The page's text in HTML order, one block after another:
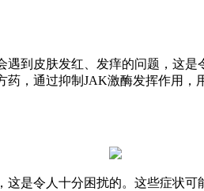
到皮肤发红、发痒的问题，这
药，通过抑制JAK激酶发挥作用，
是令人十分困扰的。这些症状